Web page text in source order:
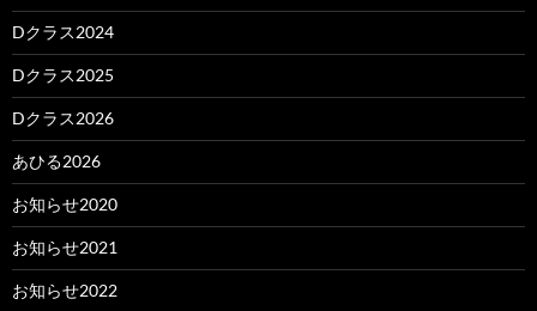
Dクラス2024
Dクラス2025
Dクラス2026
あひる2026
お知らせ2020
お知らせ2021
お知らせ2022